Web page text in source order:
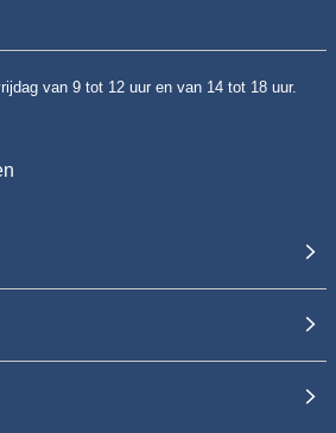
van 9 tot 12 uur en van 14 tot 18 uur.